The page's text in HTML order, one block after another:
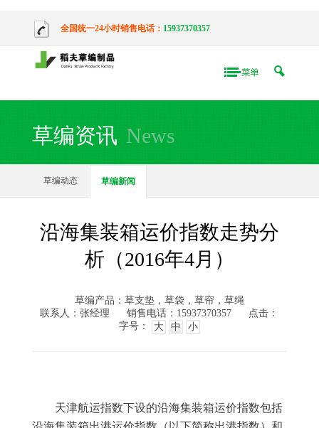
全国统一24小时销售电话： 15937370357
草编资讯 News
草编动态 草编新闻
沿海集装箱运价指数走势分
析（2016年4月）
草编产品：草支垫，草袋，草帘，草绳
联系人：张经理
销售电话：15937370357
点击：
字号：
大 中 小
天津航运指数下设的沿海集装箱运价指数包括